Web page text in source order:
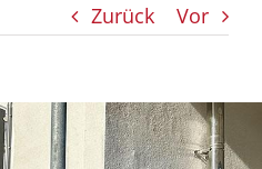
Zurück Vor